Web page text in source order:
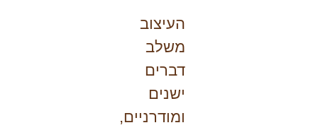
העיצוב
משלב
דברים
ישנים
ומודרניים,